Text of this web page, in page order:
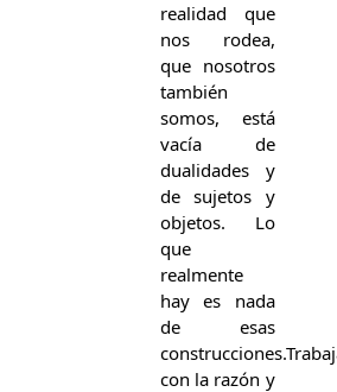
realidad que
nos rodea,
que nosotros
también
somos, está
vacía de
dualidades y
de sujetos y
objetos. Lo
que
realmente
hay es nada
de esas
con la razón y